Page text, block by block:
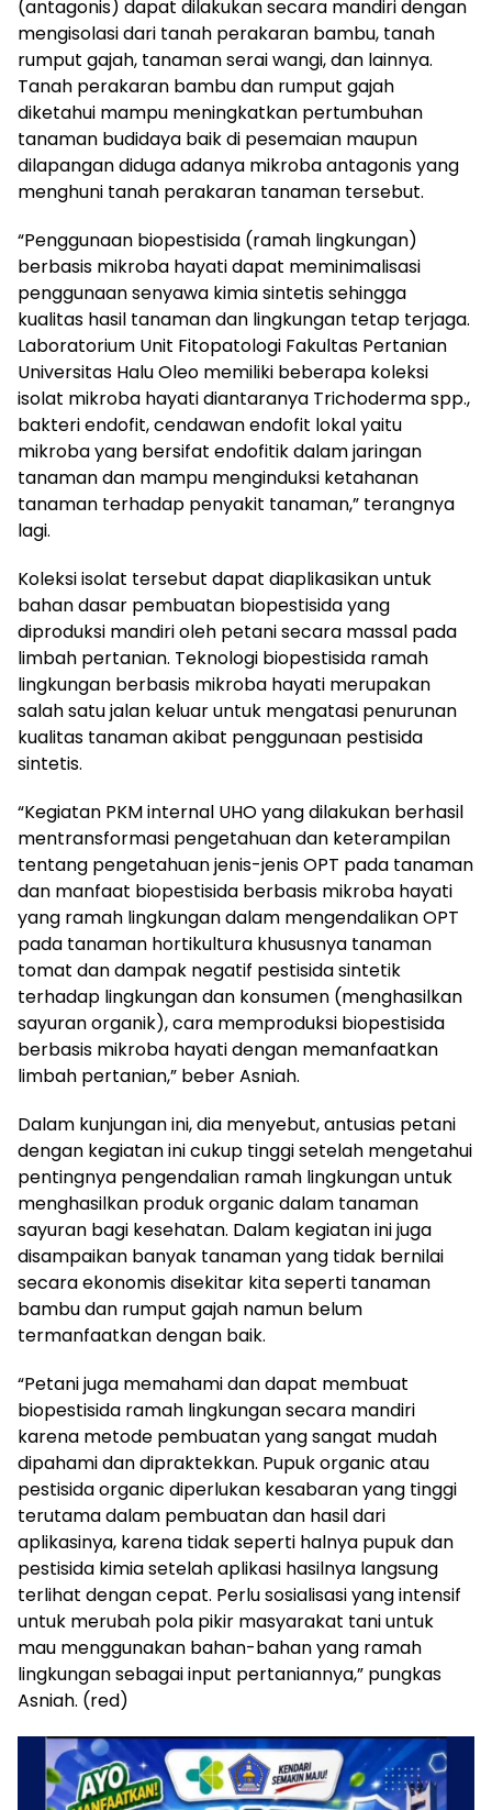
(antagonis) dapat dilakukan secara mandiri dengan
mengisolasi dari tanah perakaran bambu, tanah
rumput gajah, tanaman serai wangi, dan lainnya.
Tanah perakaran bambu dan rumput gajah
diketahui mampu meningkatkan pertumbuhan
tanaman budidaya baik di pesemaian maupun
dilapangan diduga adanya mikroba antagonis yang
menghuni tanah perakaran tanaman tersebut.
“Penggunaan biopestisida (ramah lingkungan)
berbasis mikroba hayati dapat meminimalisasi
penggunaan senyawa kimia sintetis sehingga
kualitas hasil tanaman dan lingkungan tetap terjaga.
Laboratorium Unit Fitopatologi Fakultas Pertanian
Universitas Halu Oleo memiliki beberapa koleksi
isolat mikroba hayati diantaranya Trichoderma spp.,
bakteri endofit, cendawan endofit lokal yaitu
mikroba yang bersifat endofitik dalam jaringan
tanaman dan mampu menginduksi ketahanan
tanaman terhadap penyakit tanaman,” terangnya
lagi.
Koleksi isolat tersebut dapat diaplikasikan untuk
bahan dasar pembuatan biopestisida yang
diproduksi mandiri oleh petani secara massal pada
limbah pertanian. Teknologi biopestisida ramah
lingkungan berbasis mikroba hayati merupakan
salah satu jalan keluar untuk mengatasi penurunan
kualitas tanaman akibat penggunaan pestisida
sintetis.
“Kegiatan PKM internal UHO yang dilakukan berhasil
mentransformasi pengetahuan dan keterampilan
tentang pengetahuan jenis-jenis OPT pada tanaman
dan manfaat biopestisida berbasis mikroba hayati
yang ramah lingkungan dalam mengendalikan OPT
pada tanaman hortikultura khususnya tanaman
tomat dan dampak negatif pestisida sintetik
terhadap lingkungan dan konsumen (menghasilkan
sayuran organik), cara memproduksi biopestisida
berbasis mikroba hayati dengan memanfaatkan
limbah pertanian,” beber Asniah.
Dalam kunjungan ini, dia menyebut, antusias petani
dengan kegiatan ini cukup tinggi setelah mengetahui
pentingnya pengendalian ramah lingkungan untuk
menghasilkan produk organic dalam tanaman
sayuran bagi kesehatan. Dalam kegiatan ini juga
disampaikan banyak tanaman yang tidak bernilai
secara ekonomis disekitar kita seperti tanaman
bambu dan rumput gajah namun belum
termanfaatkan dengan baik.
“Petani juga memahami dan dapat membuat
biopestisida ramah lingkungan secara mandiri
karena metode pembuatan yang sangat mudah
dipahami dan dipraktekkan. Pupuk organic atau
pestisida organic diperlukan kesabaran yang tinggi
terutama dalam pembuatan dan hasil dari
aplikasinya, karena tidak seperti halnya pupuk dan
pestisida kimia setelah aplikasi hasilnya langsung
terlihat dengan cepat. Perlu sosialisasi yang intensif
untuk merubah pola pikir masyarakat tani untuk
mau menggunakan bahan-bahan yang ramah
lingkungan sebagai input pertaniannya,” pungkas
Asniah. (red)